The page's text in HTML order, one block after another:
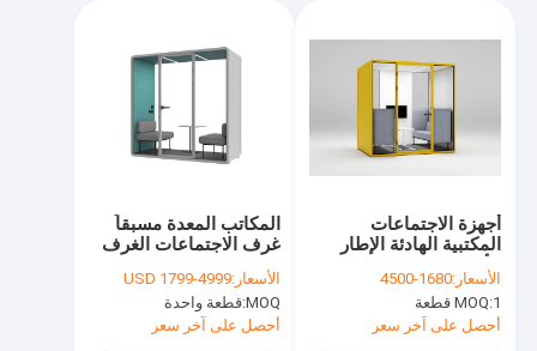
المكاتب المعدة مسبقاً
غرف الاجتماعات الغرف
المقاومة للصوت للمباني
التجارية
الأسعار:USD 1799-4999
MOQ: قطعة واحدة
أحصل على آخر سعر
أجهزة الاجتماعات
المكتبية الهادئة الإطار
الألومنيوم مع لوحة صلبة
للمراقب
الأسعار:1680-4500
MOQ:1 قطعة
أحصل على آخر سعر